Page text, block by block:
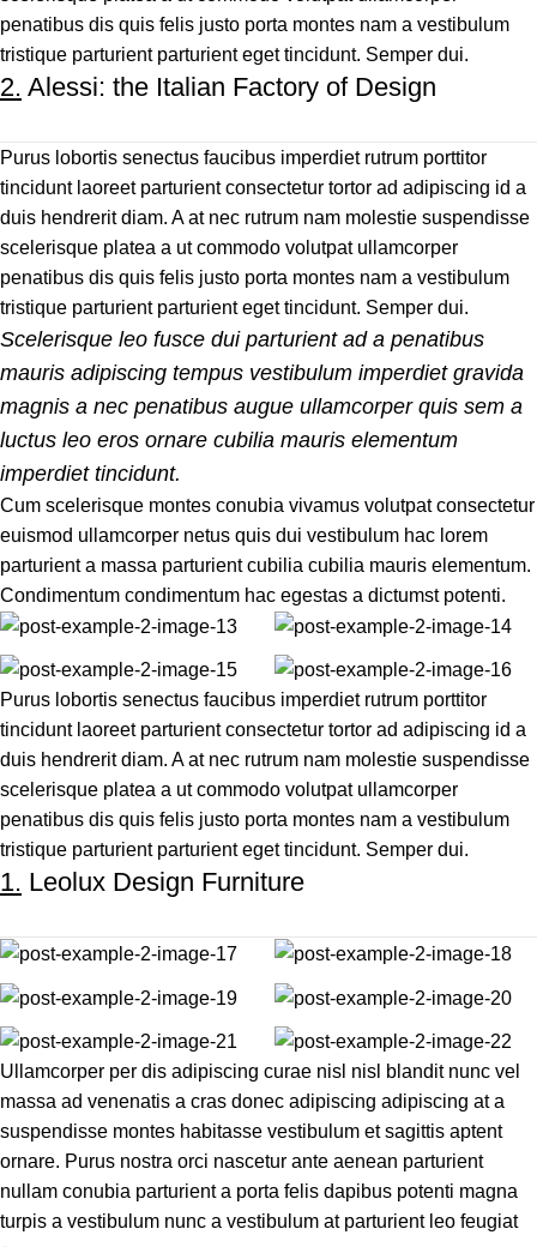
penatibus dis quis felis justo porta montes nam a vestibulum
tristique parturient parturient eget tincidunt. Semper dui.
2. Alessi: the Italian Factory of Design
Purus lobortis senectus faucibus imperdiet rutrum porttitor
tincidunt laoreet parturient consectetur tortor ad adipiscing id a
duis hendrerit diam. A at nec rutrum nam molestie suspendisse
scelerisque platea a ut commodo volutpat ullamcorper
penatibus dis quis felis justo porta montes nam a vestibulum
tristique parturient parturient eget tincidunt. Semper dui.
Scelerisque leo fusce dui parturient ad a penatibus
mauris adipiscing tempus vestibulum imperdiet gravida
magnis a nec penatibus augue ullamcorper quis sem a
luctus leo eros ornare cubilia mauris elementum
imperdiet tincidunt.
Cum scelerisque montes conubia vivamus volutpat consectetur
euismod ullamcorper netus quis dui vestibulum hac lorem
parturient a massa parturient cubilia cubilia mauris elementum.
Condimentum condimentum hac egestas a dictumst potenti.
Purus lobortis senectus faucibus imperdiet rutrum porttitor
tincidunt laoreet parturient consectetur tortor ad adipiscing id a
duis hendrerit diam. A at nec rutrum nam molestie suspendisse
scelerisque platea a ut commodo volutpat ullamcorper
penatibus dis quis felis justo porta montes nam a vestibulum
tristique parturient parturient eget tincidunt. Semper dui.
1. Leolux Design Furniture
Ullamcorper per dis adipiscing curae nisl nisl blandit nunc vel
massa ad venenatis a cras donec adipiscing adipiscing at a
suspendisse montes habitasse vestibulum et sagittis aptent
ornare. Purus nostra orci nascetur ante aenean parturient
nullam conubia parturient a porta felis dapibus potenti magna
turpis a vestibulum nunc a vestibulum at parturient leo feugiat